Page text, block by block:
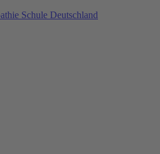
Schule Deutschland